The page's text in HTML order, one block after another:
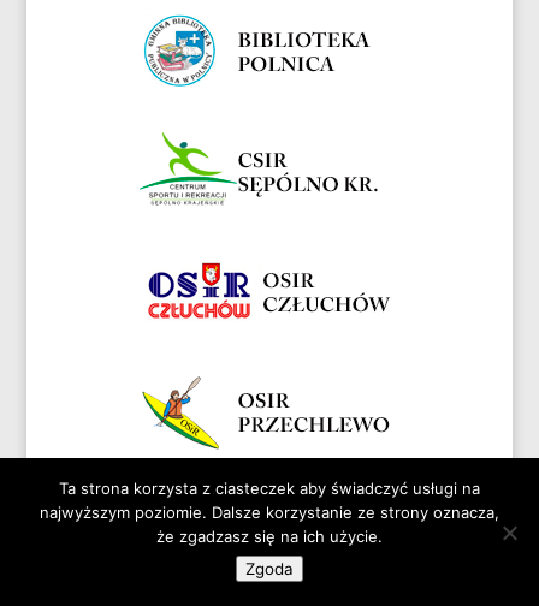
Ta strona korzysta z ciasteczek aby świadczyć usługi na
najwyższym poziomie. Dalsze korzystanie ze strony oznacza,
że zgadzasz się na ich użycie.
Zgoda